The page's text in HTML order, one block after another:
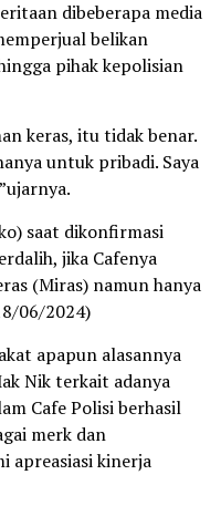
dibeberapa media
belikan
pihak kepolisian
keras, itu tidak benar.
untuk pribadi. Saya
saat dikonfirmasi
jika Cafenya
(Miras) namun hanya
06/2024)
apapun alasannya
Nik terkait adanya
Cafe Polisi berhasil
merk dan
apreasiasi kinerja